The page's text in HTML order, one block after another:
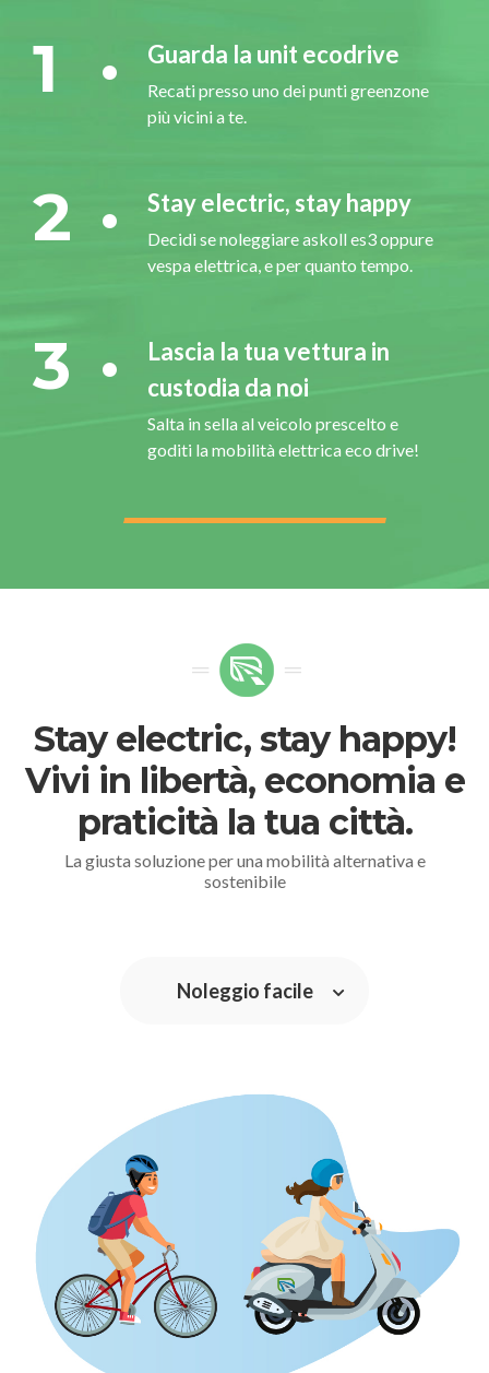
1 Guarda la unit ecodrive
Recati presso uno dei punti greenzone
più vicini a te.
2 Stay electric, stay happy
Decidi se noleggiare askoll es3 oppure
vespa elettrica, e per quanto tempo.
3
Lascia la tua vettura in
custodia da noi
Salta in sella al veicolo prescelto e
goditi la mobilità elettrica eco drive!
Stay electric, stay happy!
Vivi in libertà, economia e
praticità la tua città.
La giusta soluzione per una mobilità alternativa e
sostenibile
Noleggio facile